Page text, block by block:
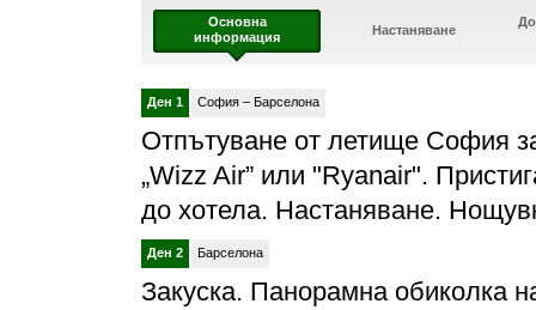
РАННИ
РАННИ
Основна
информация
Настаняване
Ден 1 София – Барселона
Отпътуване от летище София
„Wizz Air” или "Ryanair".
до хотела. Настаняване.
Ден 2 Барселона
Закуска. Панорамна обиколка